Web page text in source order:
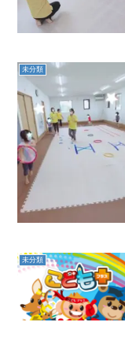
未分類
未分類